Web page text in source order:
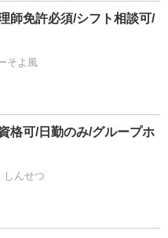
師免許必須/シフト相談可/
そよ風
格可/日勤のみ/グループホ
しんせつ